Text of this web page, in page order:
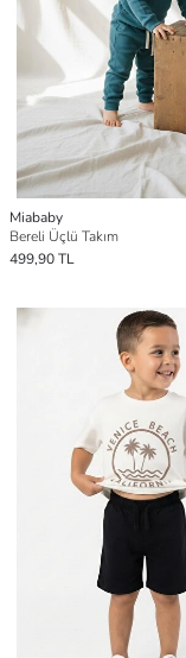
Miababy
Bereli Üçlü Takım
499,90 TL